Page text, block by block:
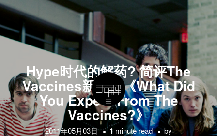
Hype时代的解药? 简评The
Vaccines新专辑《What Did
You Expect From The
Vaccines?》
2011年05月03日 1 minute read
by